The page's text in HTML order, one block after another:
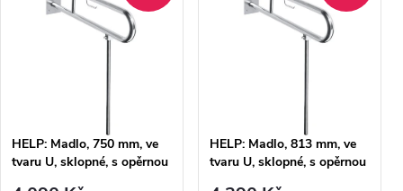
HELP: Madlo, 750 mm, ve
tvaru U, sklopné, s opěrnou
HELP: Madlo, 813 mm, ve
tvaru U, sklopné, s opěrnou